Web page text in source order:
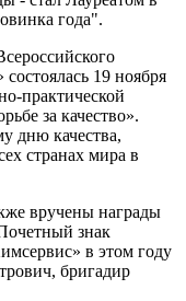
года".
19 ноября
практической
за качество».
дню качества,
странах мира в
вручены награды
знак
в этом году
бригадир